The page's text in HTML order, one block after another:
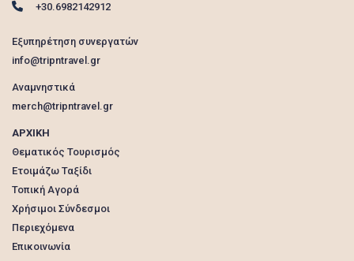
+30.6982142912
Εξυπηρέτηση συνεργατών
info@tripntravel.gr
Αναμνηστικά
merch@tripntravel.gr
ΑΡΧΙΚΗ
Θεματικός Τουρισμός
Ετοιμάζω Ταξίδι
Τοπική Αγορά
Χρήσιμοι Σύνδεσμοι
Περιεχόμενα
Επικοινωνία